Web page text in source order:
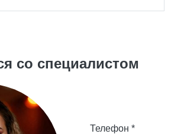
со специалистом
Телефон *